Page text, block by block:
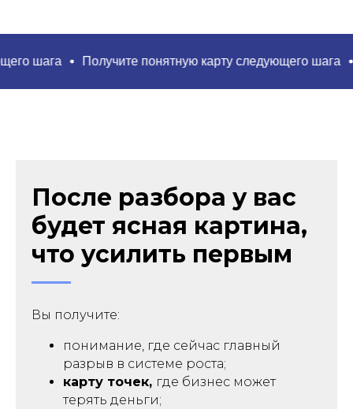
Получите понятную карту следующего шага
После разбора у вас
будет ясная картина,
что усилить первым
Вы получите:
понимание, где сейчас главный
разрыв в системе роста;
карту точек, где бизнес может
терять деньги;